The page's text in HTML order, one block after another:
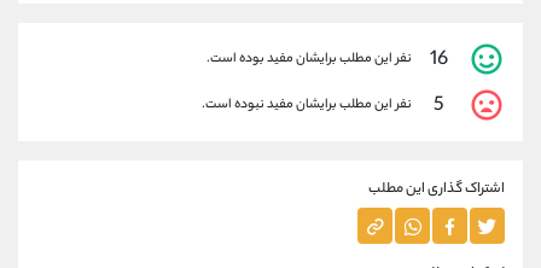
16 نفر این مطلب برایشان مفید بوده است.
5 نفر این مطلب برایشان مفید نبوده است.
اشتراک گذاری این مطلب